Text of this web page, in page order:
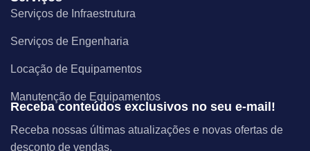
Serviços de Infraestrutura
Serviços de Engenharia
Locação de Equipamentos
Manutenção de Equipamentos
Receba conteúdos exclusivos no seu e-mail!
Receba nossas últimas atualizações e novas ofertas de
desconto de vendas.